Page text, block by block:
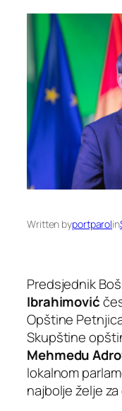
Written byportparolin
Predsjednik
Ibrahimović
Opštine
Skupštine
Mehmedu
lokalnom
najbolje želje